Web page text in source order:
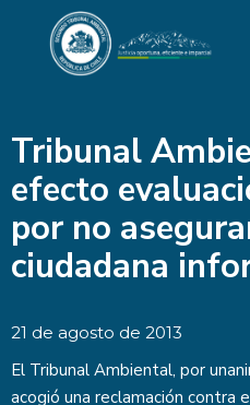
Tribunal
efecto
por no
ciudadana
21 de agosto de 2013
El Tribunal Ambiental, por
acogió una reclamación contra